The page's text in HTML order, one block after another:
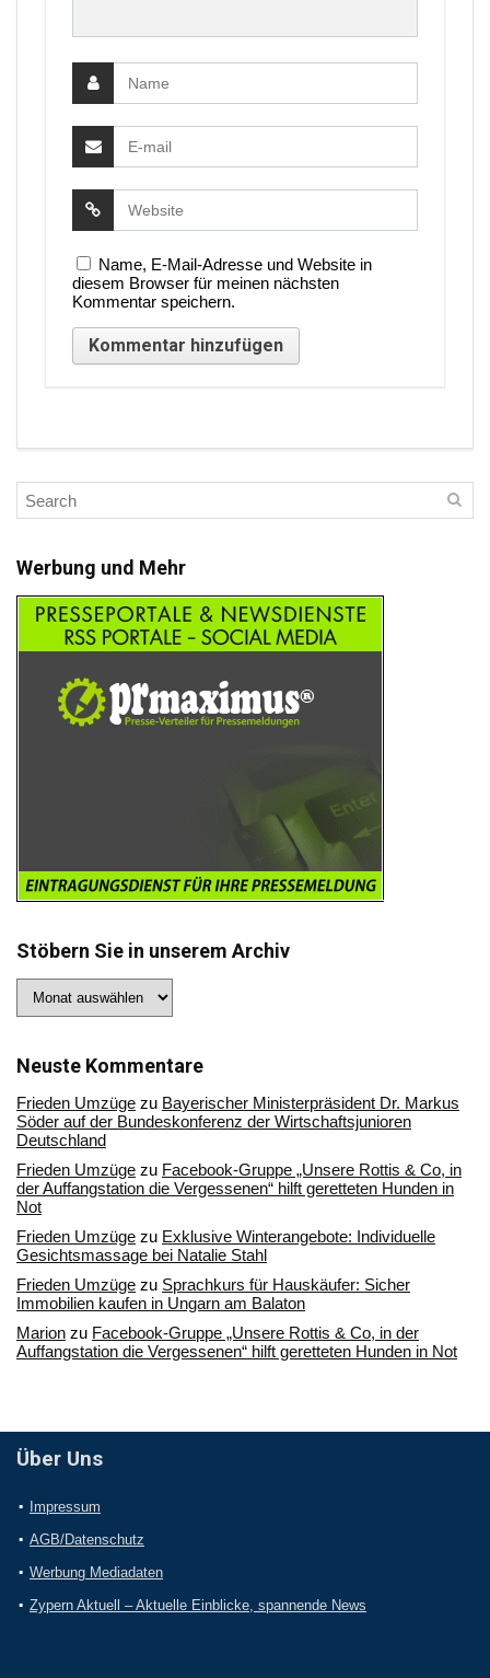
Name, E-Mail-Adresse und Website in
diesem Browser für meinen nächsten
Kommentar speichern.
Werbung und Mehr
Stöbern Sie in unserem Archiv
Sie
Archiv
Neuste Kommentare
Frieden Umzüge zu Bayerischer Ministerpräsident Dr. Markus
Söder auf der Bundeskonferenz der Wirtschaftsjunioren
Deutschland
Frieden Umzüge zu Facebook-Gruppe „Unsere Rottis & Co, in
der Auffangstation die Vergessenen“ hilft geretteten Hunden in
Not
Frieden Umzüge zu Exklusive Winterangebote: Individuelle
Gesichtsmassage bei Natalie Stahl
Frieden Umzüge zu Sprachkurs für Hauskäufer: Sicher
Immobilien kaufen in Ungarn am Balaton
Marion zu Facebook-Gruppe „Unsere Rottis & Co, in der
Auffangstation die Vergessenen“ hilft geretteten Hunden in Not
Über Uns
Impressum
AGB/Datenschutz
Werbung Mediadaten
Zypern Aktuell – Aktuelle Einblicke, spannende News